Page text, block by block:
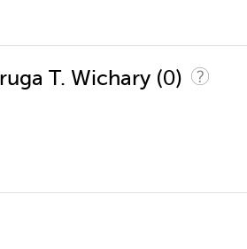
T. Wichary (0)